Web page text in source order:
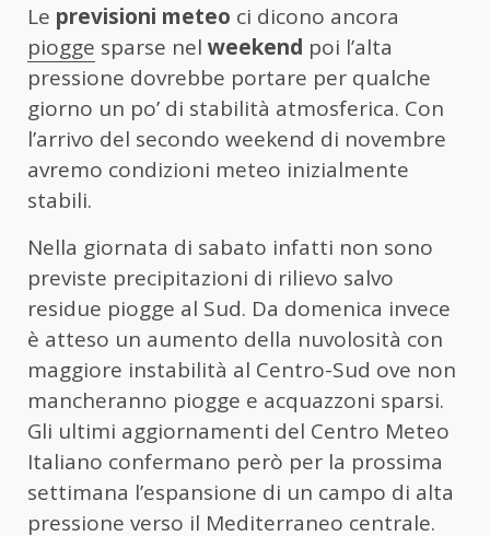
Le previsioni meteo ci dicono ancora
piogge sparse nel weekend poi l’alta
pressione dovrebbe portare per qualche
giorno un po’ di stabilità atmosferica. Con
l’arrivo del secondo weekend di novembre
avremo condizioni meteo inizialmente
stabili.
Nella giornata di sabato infatti non sono
previste precipitazioni di rilievo salvo
residue piogge al Sud. Da domenica invece
è atteso un aumento della nuvolosità con
maggiore instabilità al Centro-Sud ove non
mancheranno piogge e acquazzoni sparsi.
Gli ultimi aggiornamenti del Centro Meteo
Italiano confermano però per la prossima
settimana l’espansione di un campo di alta
pressione verso il Mediterraneo centrale.